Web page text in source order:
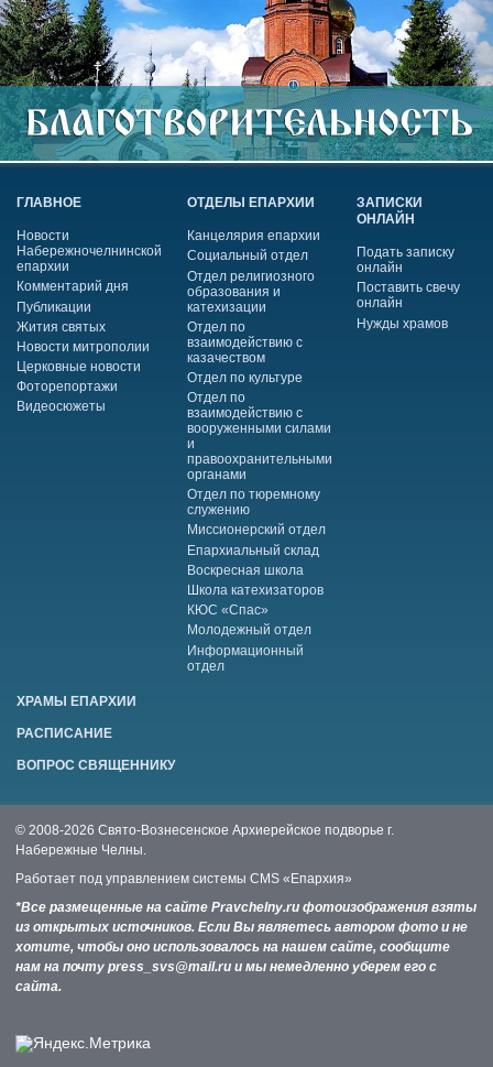
ГЛАВНОЕ
Новости
Набережночелнинской
епархии
Комментарий дня
Публикации
Жития святых
Новости митрополии
Церковные новости
Фоторепортажи
Видеосюжеты
ОТДЕЛЫ ЕПАРХИИ
Канцелярия епархии
Социальный отдел
Отдел религиозного
образования и
катехизации
Отдел по
взаимодействию с
казачеством
Отдел по культуре
Отдел по
взаимодействию с
вооруженными силами
и
правоохранительными
органами
Отдел по тюремному
служению
Миссионерский отдел
Епархиальный склад
Воскресная школа
Школа катехизаторов
КЮС «Спас»
Молодежный отдел
Информационный
отдел
ЗАПИСКИ
ОНЛАЙН
Подать записку
онлайн
Поставить свечу
онлайн
Нужды храмов
ХРАМЫ ЕПАРХИИ
РАСПИСАНИЕ
ВОПРОС СВЯЩЕННИКУ
© 2008-2026 Свято-Вознесенское Архиерейское подворье г.
Набережные Челны.
Работает под управлением системы CMS «Епархия»
*Все размещенные на сайте Pravchelny.ru фотоизображения взяты
из открытых источников. Если Вы являетесь автором фото и не
хотите, чтобы оно использовалось на нашем сайте, сообщите
нам на почту press_svs@mail.ru и мы немедленно уберем его с
сайта.